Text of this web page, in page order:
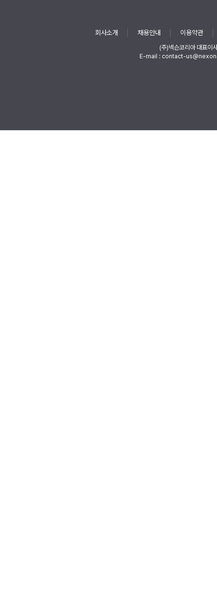
회사소개 채용안내 이용약관
(주)넥슨코리아 대표이
E-mail : contact-